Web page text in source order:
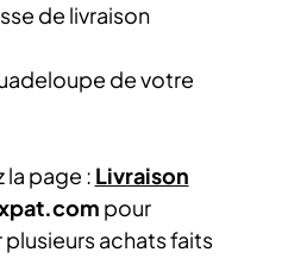
de livraison
de votre
la page : Livraison
pour
achats faits